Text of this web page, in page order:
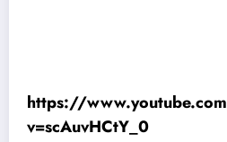
https://
v=scAuvHCtY_0